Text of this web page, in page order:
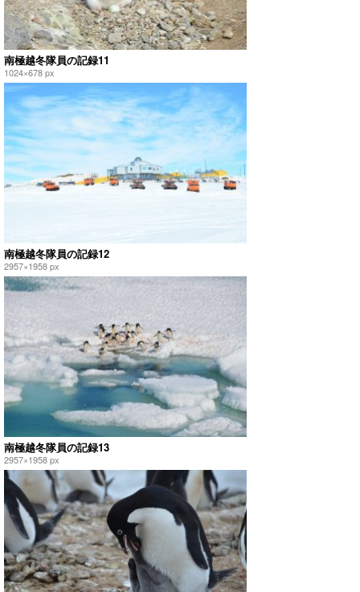
南極越冬隊員の記録11
1024×678 px
南極越冬隊員の記録12
2957×1958 px
南極越冬隊員の記録13
2957×1958 px